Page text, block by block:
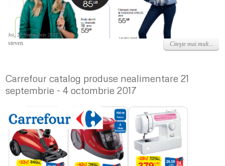
Joi, 21 Septembrie 2017
steven Citeşte mai mult...
Carrefour catalog produse nealimentare 21
septembrie - 4 octombrie 2017